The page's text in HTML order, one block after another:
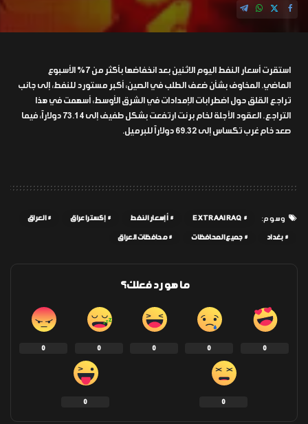
استقرت أسعار النفط اليوم الاثنين بعد انخفاضها بأكثر من 7% الأسبوع
الماضي. المخاوف بشأن ضعف الطلب في الصين، أكبر مستورد للنفط، إلى جانب
تراجع القلق حول اضطرابات الإمدادات في الشرق الأوسط، أسهمت في هذا
التراجع. العقود الآجلة لخام برنت ارتفعت بشكل طفيف إلى 73.14 دولاراً، فيما
صعد خام غرب تكساس إلى 69.32 دولاراً للبرميل.
وسوم: EXTRAAIRAQ أإسعار النفط إكسترا عراق العراق
بغداد جميع المحافظات محافظات العراق
ما هو رد فعلك؟
0
0
0
0
0
0
0